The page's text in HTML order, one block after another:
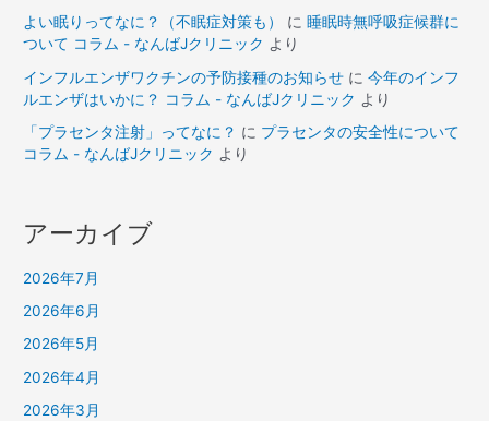
よい眠りってなに？（不眠症対策も）
に睡眠時無呼吸症候群に
ついて コラム - なんばJクリニック より
インフルエンザワクチンの予防接種のお知らせ に今年のインフ
ルエンザはいかに？ コラム - なんばJクリニック より
「プラセンタ注射」ってなに？ に プラセンタの安全性について
コラム - なんばJクリニック より
アーカイブ
2026年7月
2026年6月
2026年5月
2026年4月
2026年3月